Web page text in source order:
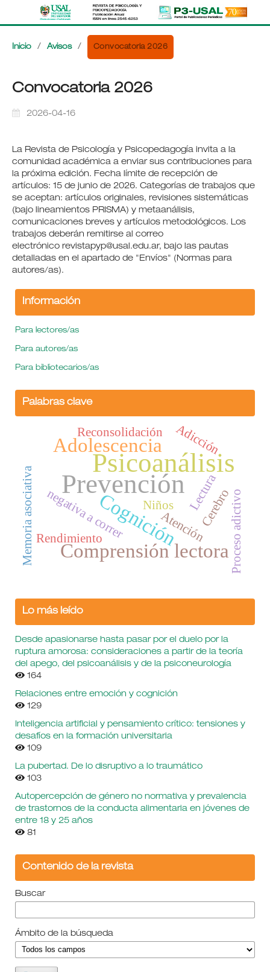
Inicio / Avisos / Convocatoria 2026
Convocatoria 2026
2026-04-16
La Revista de Psicología y Psicopedagogía invita a la
comunidad académica a enviar sus contribuciones para
la próxima edición. Fecha límite de recepción de
artículos: 15 de junio de 2026. Categorías de trabajos que
se aceptan: artículos originales, revisiones sistemáticas
(bajo lineamientos PRISMA) y metaanálisis,
comunicaciones breves y artículos metodológicos. Los
trabajos deberán remitirse al correo
electrónico revistapyp@usal.edu.ar, bajo las pautas
detalladas en el apartado de "Envíos" (Normas para
autores/as).
Información
Para lectores/as
Para autores/as
Para bibliotecarios/as
Palabras clave
Psicoanálisis
Prevención
Cognición
Adolescencia
Comprensión lectora
Atención
negativa a correr
Rendimiento
Niños
Adicción
Lectura
Memoria asociativa Proceso adictivo
Cerebro
Reconsolidación
Lo más leído
Desde apasionarse hasta pasar por el duelo por la
ruptura amorosa: consideraciones a partir de la teoría
del apego, del psicoanálisis y de la psiconeurología
164
Relaciones entre emoción y cognición
129
Inteligencia artificial y pensamiento crítico: tensiones y
desafíos en la formación universitaria
109
La pubertad. De lo disruptivo a lo traumático
103
Autopercepción de género no normativa y prevalencia
de trastornos de la conducta alimentaria en jóvenes de
entre 18 y 25 años
81
Contenido de la revista
Buscar
Ámbito de la búsqueda